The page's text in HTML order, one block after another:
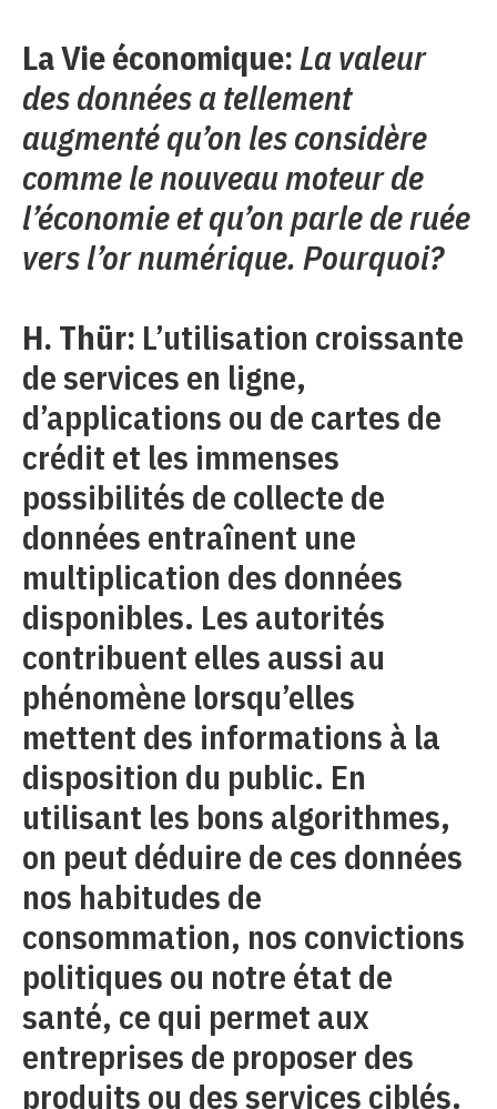
La Vie économique:La valeur
des données a tellement
augmenté qu’on les considère
comme le nouveau moteur de
l’économie et qu’on parle de ruée
vers l’or numérique. Pourquoi?
H. Thür: L’utilisation croissante
de services en ligne,
d’applications ou de cartes de
crédit et les immenses
possibilités de collecte de
données entraînent une
multiplication des données
disponibles. Les autorités
contribuent elles aussi au
phénomène lorsqu’elles
mettent des informations à la
disposition du public. En
utilisant les bons algorithmes,
on peut déduire de ces données
nos habitudes de
consommation, nos convictions
politiques ou notre état de
santé, ce qui permet aux
entreprises de proposer des
produits ou des services ciblés.